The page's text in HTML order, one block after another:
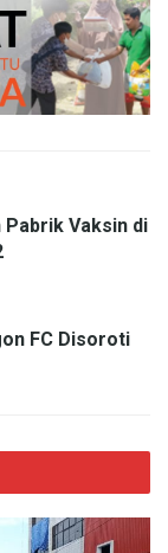
Pabrik Vaksin di
FC Disoroti